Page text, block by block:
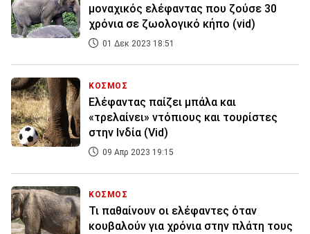
μοναχικός ελέφαντας που ζούσε 30
χρόνια σε ζωολογικό κήπο (vid)
01 Δεκ 2023 18:51
ΚΟΣΜΟΣ
Ελέφαντας παίζει μπάλα και
«τρελαίνει» ντόπιους και τουρίστες
στην Ινδία (Vid)
09 Απρ 2023 19:15
ΚΟΣΜΟΣ
Τι παθαίνουν οι ελέφαντες όταν
κουβαλούν για χρόνια στην πλάτη τους